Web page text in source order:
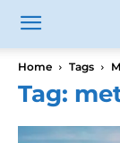
Home Tags
Tag: